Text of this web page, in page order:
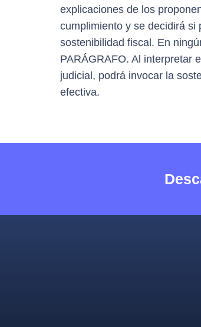
explicaciones de los
cumplimiento y se decidirá si
sostenibilidad fiscal. En
PARÁGRAFO. Al interpretar
judicial, podrá invocar la
efectiva.